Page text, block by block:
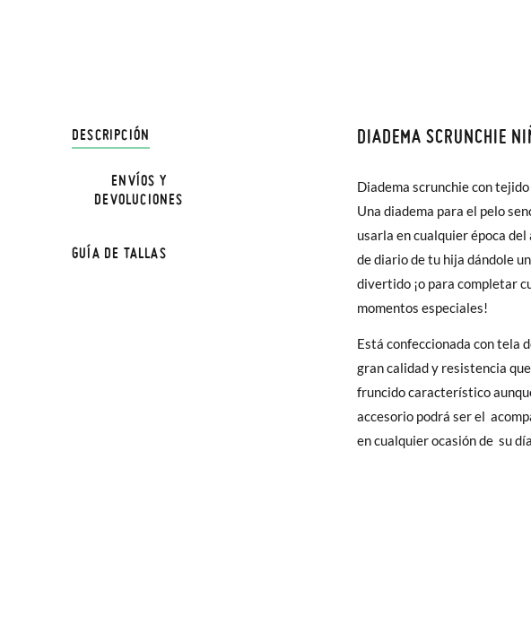
DESCRIPCIÓN DIADEMA SCRUNCHIE
Diadema scrunchie con
Una diadema para el pelo
usarla en cualquier época
de diario de tu hija dándole
divertido ¡o para completar
momentos especiales!
Está confeccionada con tela
gran calidad y resistencia
fruncido característico
accesorio podrá ser el
en cualquier ocasión de su
ENVÍOS Y
DEVOLUCIONES
En Pisamonas todos los
Además del envío estándar
poco más (3,95€) elegir
En Baleares el tiempo de
Sólo en Pisamonas envíos y
elijas, y si cuando te
para enviarnos la petición de
talla y te recogeremos la
En caso de que no quieras
Puedes solicitarlas desde el
GUÍA DE TALLAS